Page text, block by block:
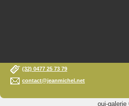
(32) 0477 25 73 79
contact@jeanmichel.net
oui-